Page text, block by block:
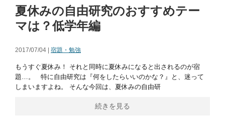
夏休みの自由研究のおすすめテー
マは？低学年編
2017/07/04 | 宿題・勉強
もうすぐ夏休み！ それと同時に夏休みになると出されるのが宿
題…。 特に自由研究は『何をしたらいいのかな？』と、迷って
しまいますよね。 そんな今回は、夏休みの自由研
続きを見る